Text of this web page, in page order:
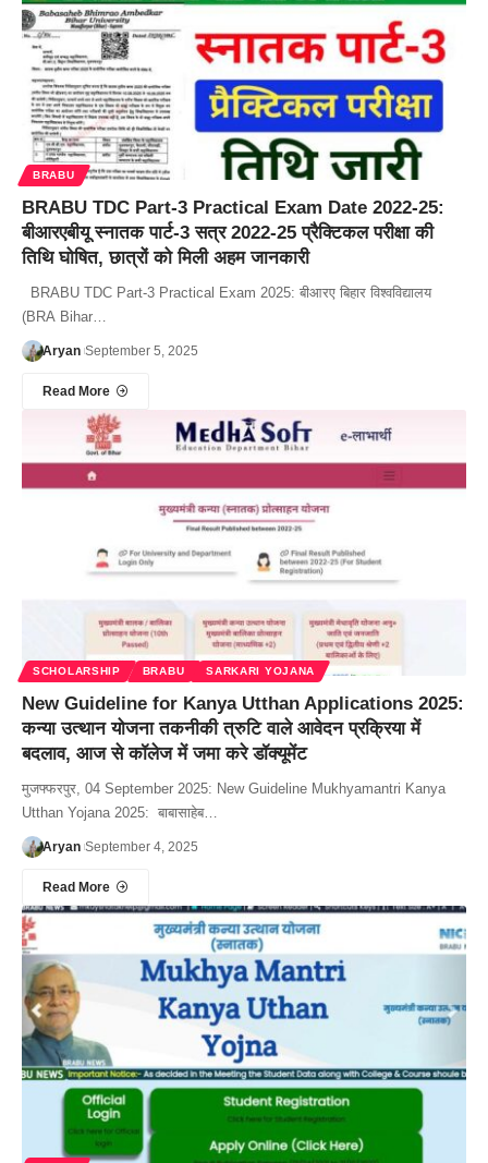
BRABU
BRABU TDC Part-3 Practical Exam Date 2022-25:
बीआरएबीयू स्नातक पार्ट-3 सत्र 2022-25 प्रैक्टिकल परीक्षा की
तिथि घोषित, छात्रों को मिली अहम जानकारी
BRABU TDC Part-3 Practical Exam 2025: बीआरए बिहार विश्वविद्यालय
(BRA Bihar…
Aryan September 5, 2025
Read More
SCHOLARSHIP BRABU SARKARI YOJANA
New Guideline for Kanya Utthan Applications 2025:
कन्या उत्थान योजना तकनीकी त्रुटि वाले आवेदन प्रक्रिया में
बदलाव, आज से कॉलेज में जमा करे डॉक्यूमेंट
मुजफ्फरपुर, 04 September 2025: New Guideline Mukhyamantri Kanya
Utthan Yojana 2025: बाबासाहेब…
Aryan September 4, 2025
Read More